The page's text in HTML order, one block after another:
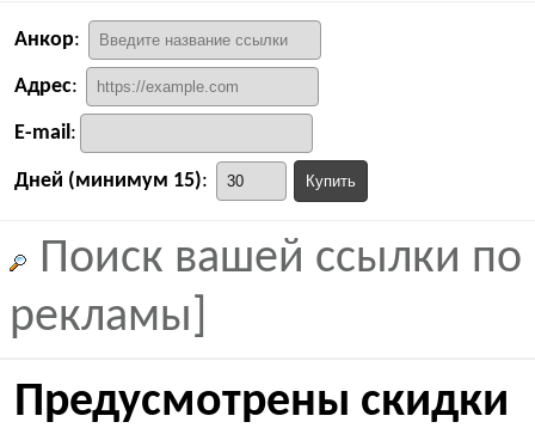
Анкор:
Адрес:
E-mail :
Дней (минимум 15):
Поиск вашей ссылки
рекламы]
Предусмотрены скидки